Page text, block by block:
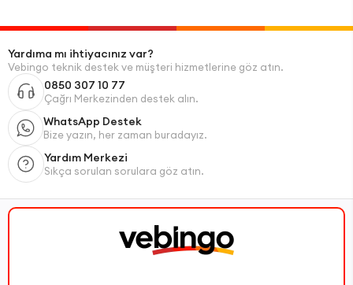
Yardıma mı ihtiyacınız var?
Vebingo teknik destek ve müşteri hizmetlerine göz atın.
0850 307 10 77
Çağrı Merkezinden destek alın.
WhatsApp Destek
Bize yazın, her zaman buradayız.
Yardım Merkezi
Sıkça sorulan sorulara göz atın.